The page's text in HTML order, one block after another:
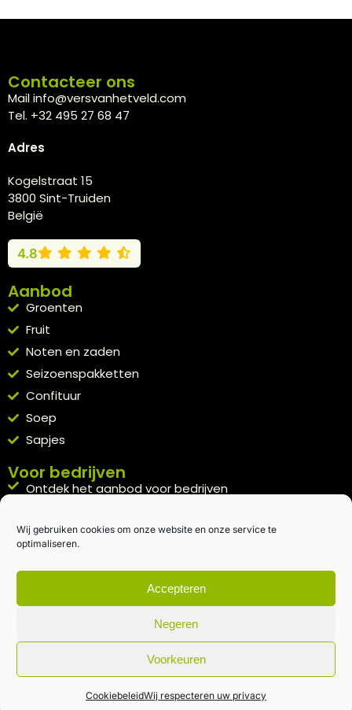
Wij gebruiken cookies om onze website en onze service te
optimaliseren.
Accepteren
Negeren
Voorkeuren
CookiebeleidWij respecteren uw privacy
Contacteer ons
Mail info@versvanhetveld.com
Tel. +32 495 27 68 47
Adres
Kogelstraat 15
3800 Sint-Truiden
België
4.8
Aanbod
Groenten
Fruit
Noten en zaden
Seizoenspakketten
Confituur
Soep
Sapjes
Voor bedrijven
Ontdek het aanbod voor bedrijven
Kennismakingspakket aanvragen
Blijft op de hoogte
Rechtstreeks van het veld naar je inbox.
Inschrijven nieuwsbrief
Algemene voorwaarden|Privacybeleid| gemaakt met door
creativitijd